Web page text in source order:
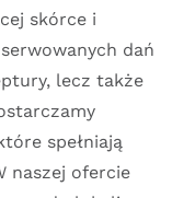
skórce i
dań
lecz także
spełniają
naszej ofercie